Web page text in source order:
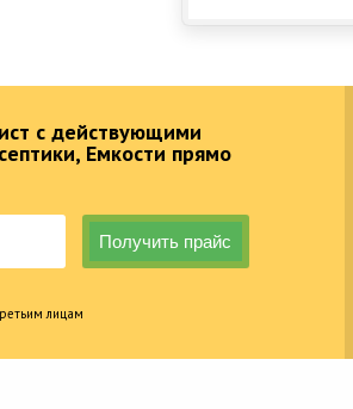
с действующими
Емкости прямо
лицам